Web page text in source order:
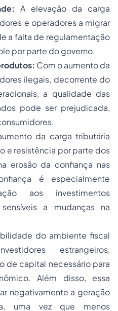
A elevação da carga
e operadores a migrar
a falta de regulamentação
por parte do governo.
Com o aumento da
ilegais, decorrente do
a qualidade das
pode ser prejudicada,
da carga tributária
e resistência por parte dos
erosão da confiança nas
é especialmente
aos investimentos
a mudanças na
do ambiente fiscal
estrangeiros,
de capital necessário para
Além disso, essa
negativamente a geração
uma vez que menos